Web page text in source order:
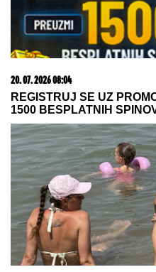
stihijom
"OLOŠI
udarila na
uključio u
skandal,
Asminov